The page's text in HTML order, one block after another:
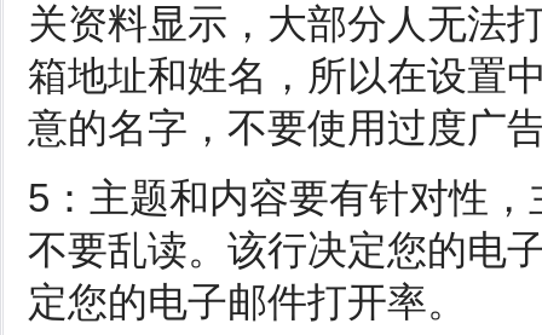
关资料显示，大部分人无法
箱地址和姓名，所以在设置
意的名字，不要使用过度广
5：主题和内容要有针对性
不要乱读。该行决定您的电
定您的电子邮件打开率。